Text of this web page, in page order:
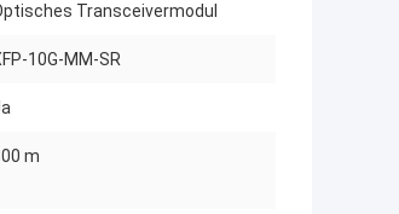
Transceivermodul
10G-MM-SR
m